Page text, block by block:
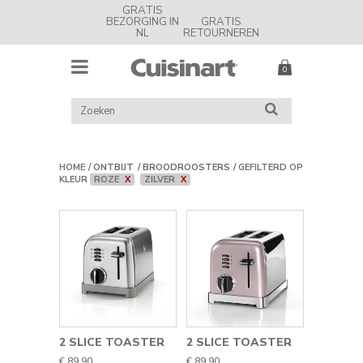
GRATIS
BEZORGING IN
NL
GRATIS
RETOURNEREN
MENU
Nederland
ZOEK
ZOEKEN
HOME ONTBIJT BROODROOSTERS
GEFILTERD OP
KLEUR ROZE X ZILVER X
2 SLICE TOASTER 2 SLICE TOASTER